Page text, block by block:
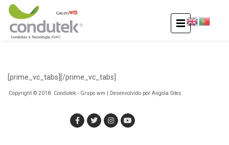
[prime_vc_tabs][/prime_vc_tabs]
Copyright © 2018. Condutek - Grupo wm | Desenvolvido por Angola Sites